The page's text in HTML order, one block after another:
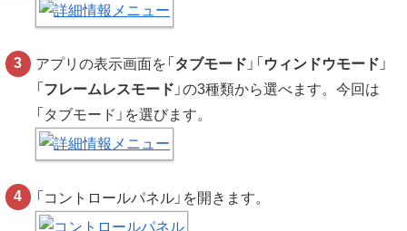
アプリの表示画面を「 タブモード 」「 ウィンドウモード 」
「 フレームレスモード 」の3種類から選べます。今回は
「タブモード」を選びます。
「コントロールパネル」を開きます。